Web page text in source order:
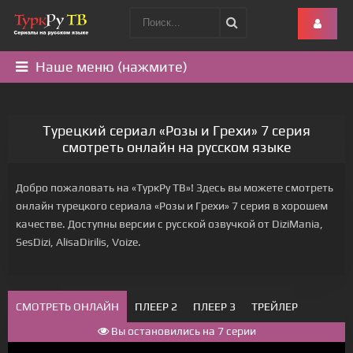
Наше меню (нажмите)
Турецкий сериал «Розы и Грехи» 7 серия
смотреть онлайн на русском языке
Добро пожаловать на «ТуркРу ТВ»! Здесь вы можете смотреть
онлайн турецкого сериала «Розы и Грехи» 7 серия в хорошем
качестве. Доступны версии с русской озвучкой от DiziMania,
SesDizi, AlisaDirilis, Voize.
СМОТРЕТЬ ОНЛАЙН ПЛЕЕР 2 ПЛЕЕР 3
ТРЕЙЛЕР
Вы остановились на 7 серии